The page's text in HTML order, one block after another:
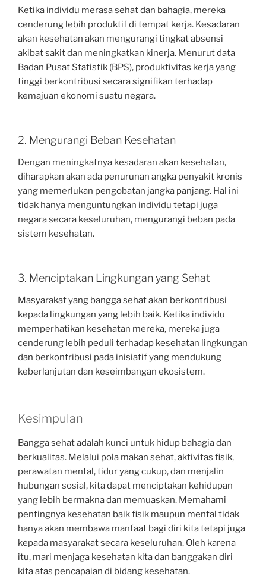
Ketika individu merasa sehat dan bahagia, mereka
cenderung lebih produktif di tempat kerja. Kesadaran
akan kesehatan akan mengurangi tingkat absensi
akibat sakit dan meningkatkan kinerja. Menurut data
Badan Pusat Statistik (BPS), produktivitas kerja yang
tinggi berkontribusi secara signifikan terhadap
kemajuan ekonomi suatu negara.
2. Mengurangi Beban Kesehatan
Dengan meningkatnya kesadaran akan kesehatan,
diharapkan akan ada penurunan angka penyakit kronis
yang memerlukan pengobatan jangka panjang. Hal ini
tidak hanya menguntungkan individu tetapi juga
negara secara keseluruhan, mengurangi beban pada
sistem kesehatan.
3. Menciptakan Lingkungan yang Sehat
Masyarakat yang bangga sehat akan berkontribusi
kepada lingkungan yang lebih baik. Ketika individu
memperhatikan kesehatan mereka, mereka juga
cenderung lebih peduli terhadap kesehatan lingkungan
dan berkontribusi pada inisiatif yang mendukung
keberlanjutan dan keseimbangan ekosistem.
Kesimpulan
Bangga sehat adalah kunci untuk hidup bahagia dan
berkualitas. Melalui pola makan sehat, aktivitas fisik,
perawatan mental, tidur yang cukup, dan menjalin
hubungan sosial, kita dapat menciptakan kehidupan
yang lebih bermakna dan memuaskan. Memahami
pentingnya kesehatan baik fisik maupun mental tidak
hanya akan membawa manfaat bagi diri kita tetapi juga
kepada masyarakat secara keseluruhan. Oleh karena
itu, mari menjaga kesehatan kita dan banggakan diri
kita atas pencapaian di bidang kesehatan.